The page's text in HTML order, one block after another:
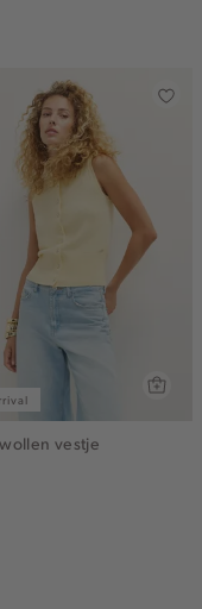
vestje